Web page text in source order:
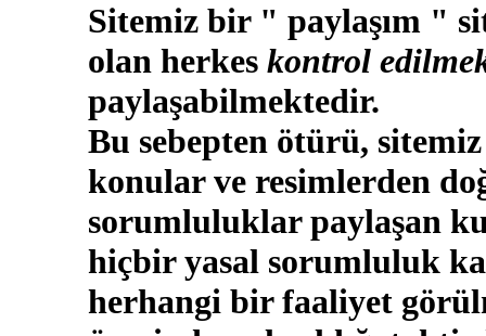
Sitemiz bir " paylaşım "
olan herkeskontrol
paylaşabilmektedir.
Bu sebepten ötürü,
konular ve resimlerden
sorumluluklar paylaşan
hiçbir yasal sorumluluk
herhangi bir faaliyet